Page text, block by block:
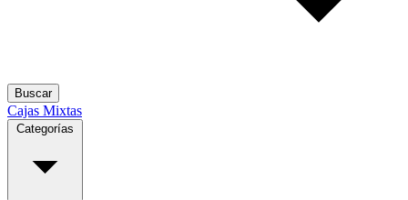
Buscar
Cajas Mixtas
Categorías